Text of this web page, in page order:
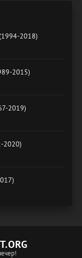
2018)
2015)
2019)
2020)